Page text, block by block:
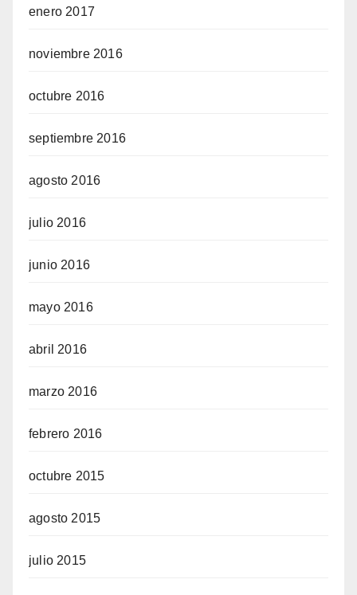
enero 2017
noviembre 2016
octubre 2016
septiembre 2016
agosto 2016
julio 2016
junio 2016
mayo 2016
abril 2016
marzo 2016
febrero 2016
octubre 2015
agosto 2015
julio 2015